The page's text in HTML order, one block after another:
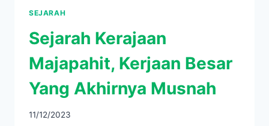
SEJARAH
Sejarah Kerajaan
Majapahit, Kerjaan Besar
Yang Akhirnya Musnah
11/12/2023